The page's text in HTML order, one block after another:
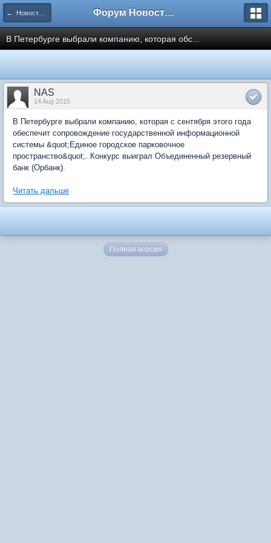
← Новости рынка недвижимости Форум Новостройки
В Петербурге выбрали компанию, которая обс...
NAS
14 Aug 2015
В Петербурге выбрали компанию, которая с сентября этого года
обеспечит сопровождение государственной информационной
системы &quot;Единое городское парковочное
пространство&quot;. Конкурс выиграл Объединенный резервный
банк (Орбанк).
Читать дальше
Полная версия